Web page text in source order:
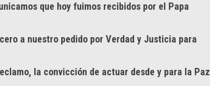
que hoy fuimos recibidos por el Papa
a nuestro pedido por Verdad y Justicia para
la convicción de actuar desde y para la Paz